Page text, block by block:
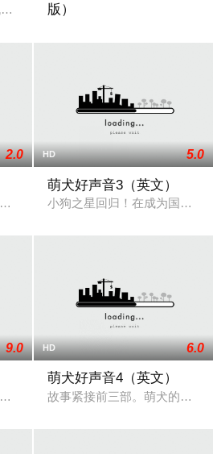
嚣尘上，美国新任总统约翰•肯尼迪
版）
2.0
来到亡夫的故乡——小城密阳。她在
HD 5.0
萌犬好声音3（英文）
小狗之星回归！在成为国际明
9.0
，狗狗不仅学会了说话，还可以拥
HD 6.0
萌犬好声音4（英文）
故事紧接前三部。萌犬的家族